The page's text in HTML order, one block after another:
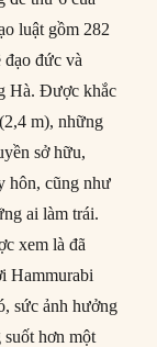
luật gồm 282
đạo đức và
Hà. Được khắc
m), những
sở hữu,
hôn, cũng như
ai làm trái.
xem là đã
Hammurabi
sức ảnh hưởng
suốt hơn một